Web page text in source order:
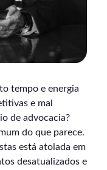
tempo e energia
e mal
de advocacia?
do que parece.
está atolada em
desatualizados e